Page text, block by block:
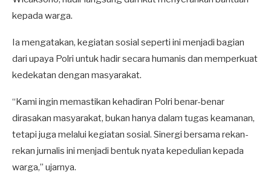
kepada warga.
Ia mengatakan, kegiatan sosial seperti ini menjadi bagian
dari upaya Polri untuk hadir secara humanis dan memperkuat
kedekatan dengan masyarakat.
“Kami ingin memastikan kehadiran Polri benar-benar
dirasakan masyarakat, bukan hanya dalam tugas keamanan,
tetapi juga melalui kegiatan sosial. Sinergi bersama rekan-
rekan jurnalis ini menjadi bentuk nyata kepedulian kepada
warga,” ujarnya.